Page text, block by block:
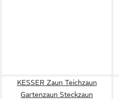
KESSER Zaun Teichzaun
Gartenzaun Steckzaun